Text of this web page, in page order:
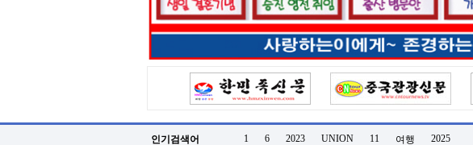
출
후
모
프
릴
인기검색어 1 6 2023 UNION 11 여행 2025